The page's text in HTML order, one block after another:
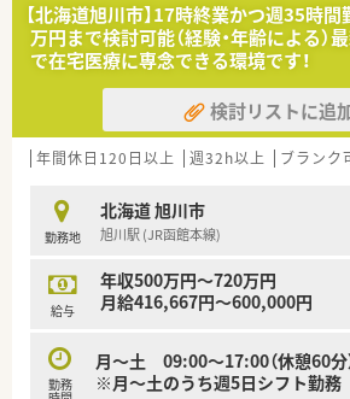
【北海道旭川市】17時終業かつ週35時
万円まで検討可能（経験・年齢による）
で在宅医療に専念できる環境です！
検討リストに追
年間休日120日以上 週32h以上 ブランク
勤務地
北海道 旭川市
旭川駅 (JR函館本線)
給与
年収500万円～720万円
月給416,667円～600,000円
勤務
月～土 09:00～17:00（休憩60分
※月～土のうち週5日シフト勤務